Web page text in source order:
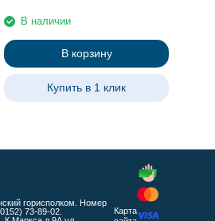
В наличии
В корзину
Купить в 1 клик
горисполком. Номер
73-89-02.
Карта